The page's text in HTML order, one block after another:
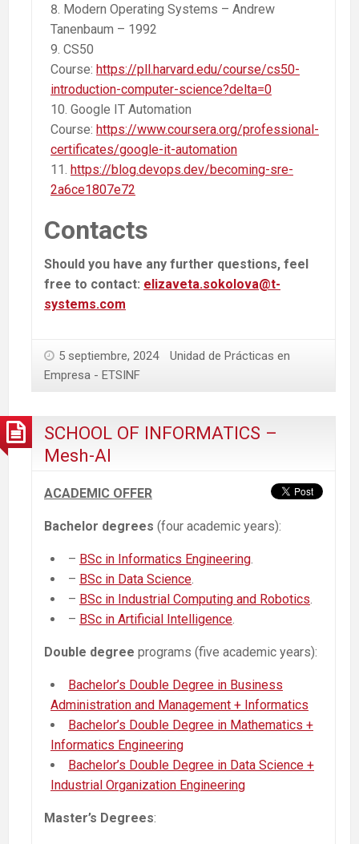
Modern Operating Systems – Andrew
Tanenbaum – 1992
CS50
Course: https://pll.harvard.edu/course/cs50-
introduction-computer-science?delta=0
Google IT Automation
Course: https://www.coursera.org/professional-
certificates/google-it-automation
https://blog.devops.dev/becoming-sre-
2a6ce1807e72
Contacts
Should you have any further questions, feel
free to contact: elizaveta.sokolova@t-
systems.com
5 septiembre, 2024
Unidad de Prácticas en
Empresa - ETSINF
SCHOOL OF INFORMATICS –
Mesh-AI
ACADEMIC OFFER
Bachelor degrees (four academic years):
– BSc in Informatics Engineering
– BSc in Data Science
– BSc in Industrial Computing and Robotics
– BSc in Artificial Intelligence
Double degree programs (five academic years):
Bachelor’s Double Degree in Business
Administration and Management + Informatics
Bachelor’s Double Degree in Mathematics +
Informatics Engineering
Bachelor’s Double Degree in Data Science +
Industrial Organization Engineering
Master’s Degrees: